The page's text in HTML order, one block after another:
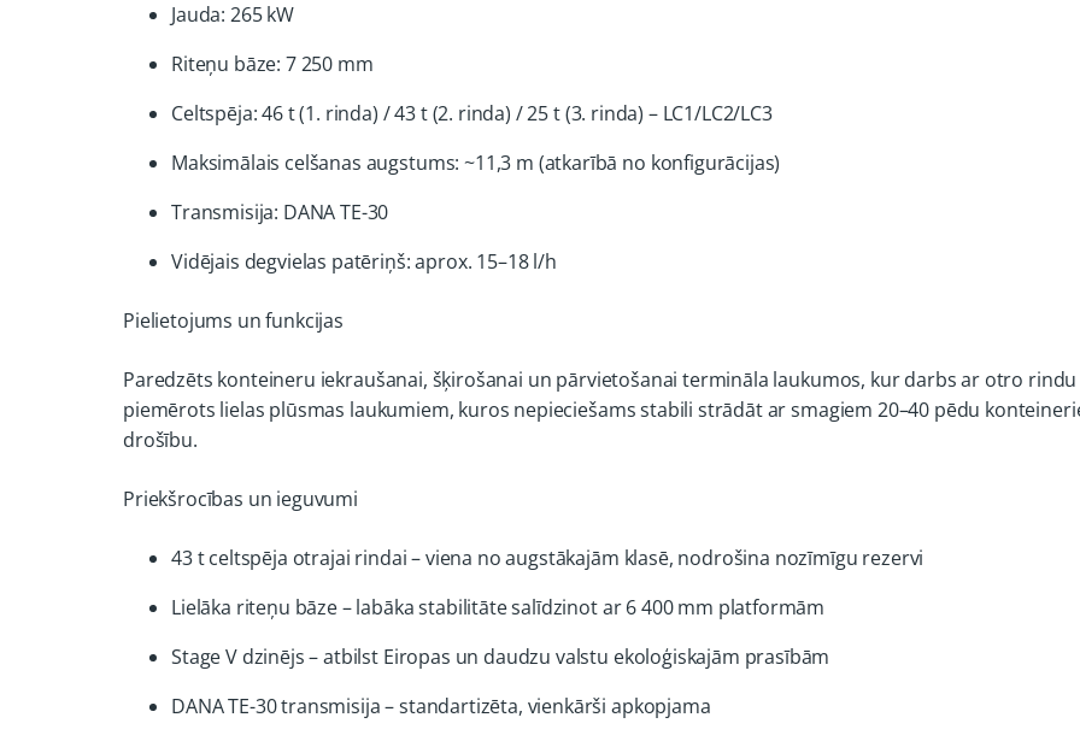
Jauda: 265 kW
Riteņu bāze: 7 250 mm
Celtspēja: 46 t (1. rinda) / 43 t (2. rinda) / 25 t (3. rinda) – LC1/LC2/LC3
Maksimālais celšanas augstums: ~11,3 m (atkarībā no konfigurācijas)
Transmisija: DANA TE-30
Vidējais degvielas patēriņš: aprox. 15–18 l/h
Pielietojums un funkcijas
Paredzēts konteineru iekraušanai, šķirošanai un pārvietošanai termināla laukumos, kur darbs ar otro rindu
piemērots lielas plūsmas laukumiem, kuros nepieciešams stabili strādāt ar smagiem 20–40 pēdu
drošību.
Priekšrocības un ieguvumi
43 t celtspēja otrajai rindai – viena no augstākajām klasē, nodrošina nozīmīgu rezervi
Lielāka riteņu bāze – labāka stabilitāte salīdzinot ar 6 400 mm platformām
Stage V dzinējs – atbilst Eiropas un daudzu valstu ekoloģiskajām prasībām
DANA TE-30 transmisija – standartizēta, vienkārši apkopjama